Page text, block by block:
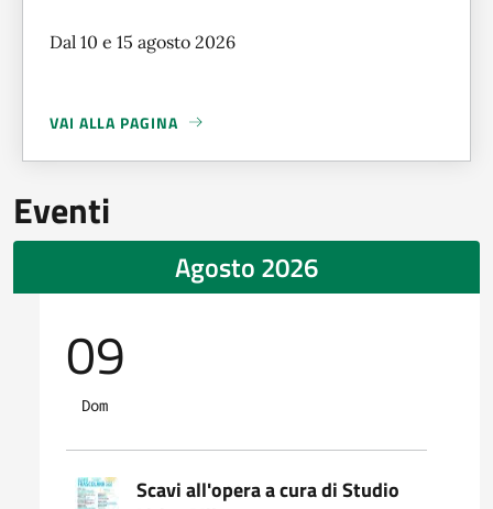
Dal 10 e 15 agosto 2026
VAI ALLA PAGINA
A PROPOSITO DICHIUSURA BIBLIOTECA
Eventi
Agosto 2026
09
Dom
Scavi all'opera a cura di Studio